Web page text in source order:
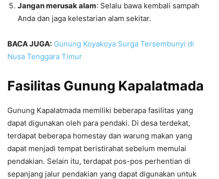
Jangan merusak alam: Selalu bawa kembali sampah
Anda dan jaga kelestarian alam sekitar.
BACA JUGA: Gunung Koyakoya Surga Tersembunyi di
Nusa Tenggara Timur
Fasilitas Gunung Kapalatmada
Gunung Kapalatmada memiliki beberapa fasilitas yang
dapat digunakan oleh para pendaki. Di desa terdekat,
terdapat beberapa homestay dan warung makan yang
dapat menjadi tempat beristirahat sebelum memulai
pendakian. Selain itu, terdapat pos-pos perhentian di
sepanjang jalur pendakian yang dapat digunakan untuk